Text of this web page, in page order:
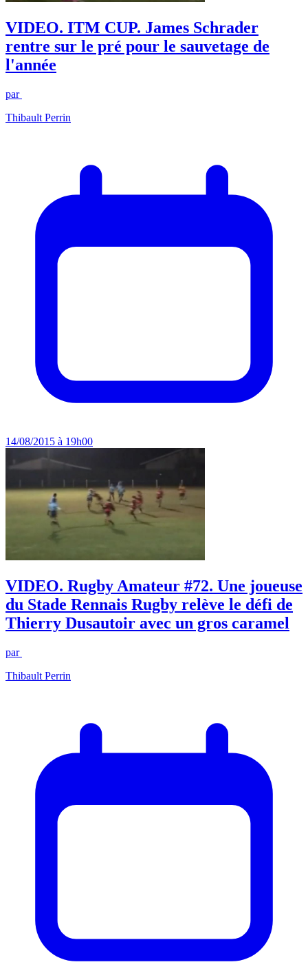
VIDEO. ITM CUP. James Schrader
rentre sur le pré pour le sauvetage de
l'année
par
Thibault Perrin
14/08/2015 à 19h00
VIDEO. Rugby Amateur #72. Une joueuse
du Stade Rennais Rugby relève le défi de
Thierry Dusautoir avec un gros caramel
par
Thibault Perrin